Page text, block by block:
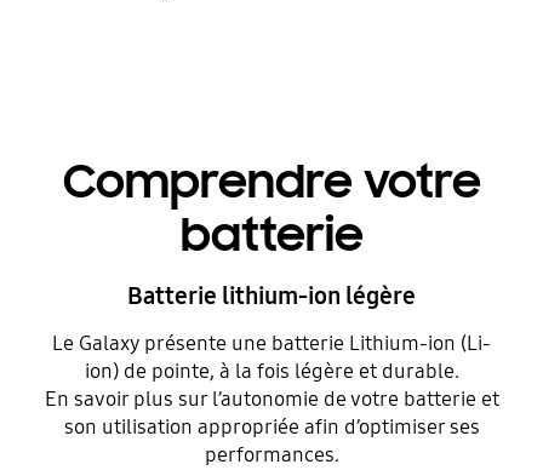
Comprendre votre
batterie
Batterie lithium-ion légère
Le Galaxy présente une batterie Lithium-ion (Li-
ion) de pointe, à la fois légère et durable.
En savoir plus sur l’autonomie de votre batterie et
son utilisation appropriée afin d’optimiser ses
performances.